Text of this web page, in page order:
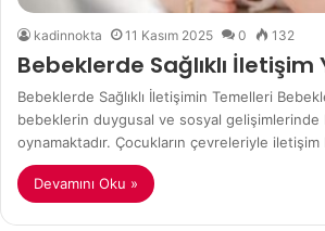
kadinnokta 11 Kasım 2025 0 132
Bebeklerde Sağlıklı
Bebeklerde Sağlıklı İletişimin Temelleri
bebeklerin duygusal ve sosyal gelişimlerinde
oynamaktadır. Çocukların çevreleriyle
Devamını Oku »